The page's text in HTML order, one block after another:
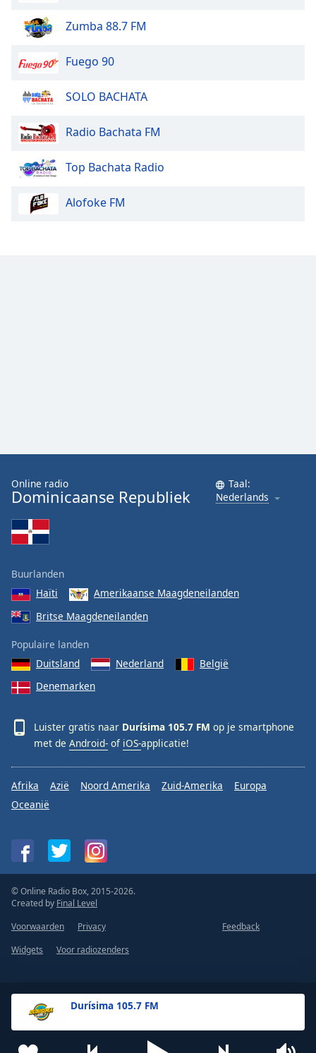
Durísima 105.7 FM
Zumba 88.7 FM
Fuego 90
SOLO BACHATA
Radio Bachata FM
Top Bachata Radio
Alofoke FM
Online radio
Dominicaanse Republiek
Taal:
Nederlands
Buurlanden
Haïti
Amerikaanse Maagdeneilanden
Britse Maagdeneilanden
Populaire landen
Duitsland
Nederland
België
Denemarken
Luister gratis naar Durísima 105.7 FM op je smartphone
met de Android- of iOS-applicatie!
Afrika Azië Noord Amerika Zuid-Amerika
Europa
Oceanië
© Online Radio Box, 2015-2026.
Created by Final Level
Voorwaarden
Privacy
Feedback
Widgets
Voor radiozenders